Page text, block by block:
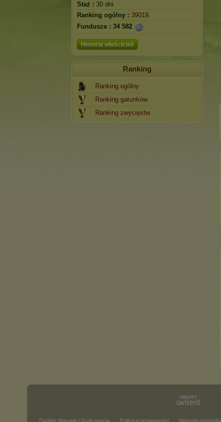
Staż : 30 dni
Ranking ogólny : 39019.
Fundusze : 34 582
Historia właścicieli
Ranking
Ranking ogólny
Ranking gatunków
Ranking zwycięstw
Ogólne Warunki Użytkowania Polityka prywatności Warunki